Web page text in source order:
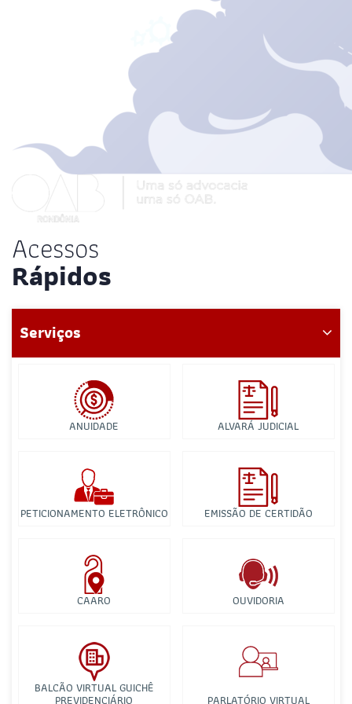
Acessos
Rápidos
Serviços
ANUIDADE ALVARÁ JUDICIAL
PETICIONAMENTO ELETRÔNICO EMISSÃO DE CERTIDÃO
CAARO OUVIDORIA
BALCÃO VIRTUAL GUICHÊ
PREVIDENCIÁRIO PARLATÓRIO VIRTUAL